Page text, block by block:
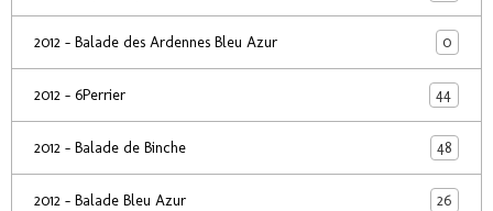
2012 - Balade des Ardennes Bleu Azur 0
2012 - 6Perrier 44
2012 - Balade de Binche 48
2012 - Balade Bleu Azur 26